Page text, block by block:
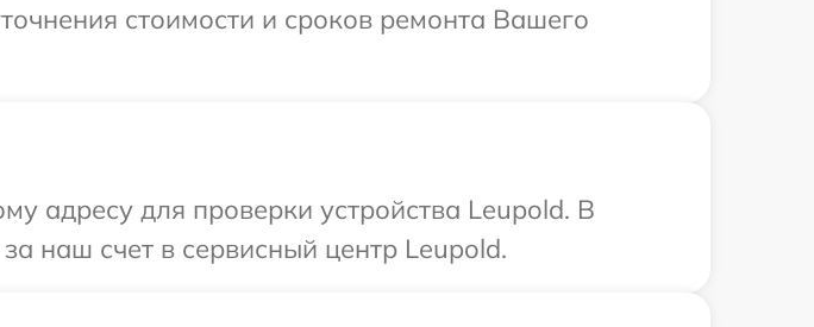
стоимости и сроков ремонта Вашего
адресу для проверки устройства Leupold. В
наш счет в сервисный центр Leupold.